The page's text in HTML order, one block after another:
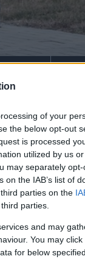
of your
the below opt-out
is processed
utilized by us
may separately
the IAB’s list of
parties on the
parties.
and may
You may
for below
is!
-